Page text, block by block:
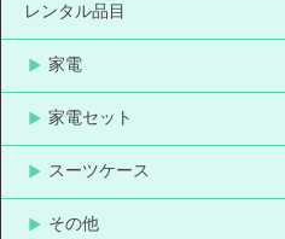
レンタル品目
家電
家電セット
スーツケース
その他